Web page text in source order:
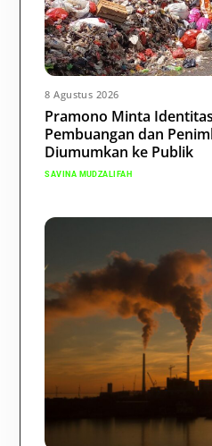
8 Agustus 2026
Pramono Minta
Pembuangan dan
Diumumkan ke Publik
SAVINA MUDZALIFAH